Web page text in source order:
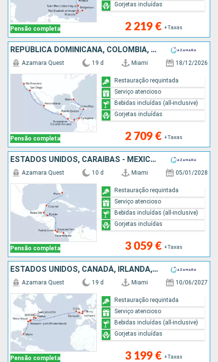
Pensão completa 2 219 € +Taxas
Gorjetas incluídas
REPÚBLICA DOMINICANA, COLÔMBIA, PANAMA, COSTA RICA, GUATEMALA, CARAIBAS - MEXICO, ESTADOS UNIDOS
Pensão completa
Azamara Quest 19 d Miami 18/12/2026
2 709 € +Taxas
Restauração requintada
Serviço atencioso
Bebidas incluídas (all-inclusive)
Gorjetas incluídas
ESTADOS UNIDOS, CARAIBAS - MEXICO, BELIZE, HONDURAS, COSTA RICA, PANAMA
Pensão completa
Azamara Quest 10 d Miami 05/01/2028
3 059 € +Taxas
Restauração requintada
Serviço atencioso
Bebidas incluídas (all-inclusive)
Gorjetas incluídas
ESTADOS UNIDOS, CANADÁ, IRLANDA, FRANÇA, REINO UNIDO
Pensão completa
Azamara Quest 19 d Miami 10/06/2027
3 199 € +Taxas
Restauração requintada
Serviço atencioso
Bebidas incluídas (all-inclusive)
Gorjetas incluídas